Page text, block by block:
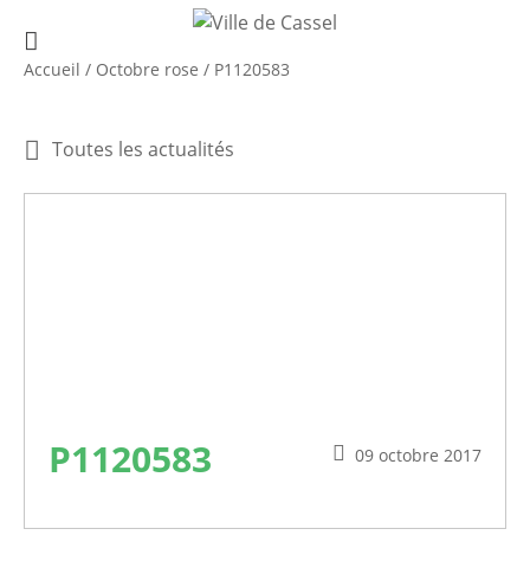
Accueil / Octobre rose / P1120583
Toutes les actualités
09 octobre 2017
P1120583